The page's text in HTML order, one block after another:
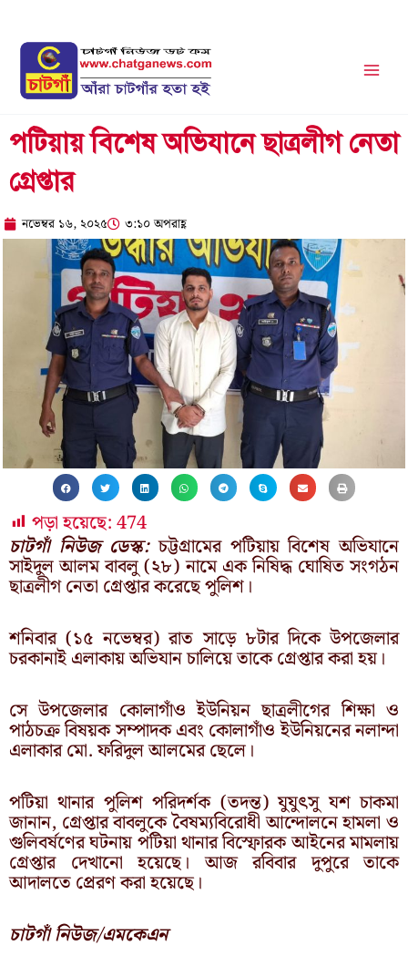
content
পটিয়ায় বিশেষ অভিযানে ছাত্রলীগ নেতা
গ্রেপ্তার
নভেম্বর ১৬, ২০২৫ ৩:১০ অপরাহ্ণ
পড়া হয়েছে:474
চাটগাঁ নিউজ ডেস্ক:চট্টগ্রামের পটিয়ায় বিশেষ অভিযানে
সাইদুল আলম বাবলু (২৮) নামে এক নিষিদ্ধ ঘোষিত সংগঠন
ছাত্রলীগ নেতা গ্রেপ্তার করেছে পুলিশ।
শনিবার (১৫ নভেম্বর) রাত সাড়ে ৮টার দিকে উপজেলার
চরকানাই এলাকায় অভিযান চালিয়ে তাকে গ্রেপ্তার করা হয়।
সে উপজেলার কোলাগাঁও ইউনিয়ন ছাত্রলীগের শিক্ষা ও
পাঠচক্র বিষয়ক সম্পাদক এবং কোলাগাঁও ইউনিয়নের নলান্দা
এলাকার মো. ফরিদুল আলমের ছেলে।
পটিয়া থানার পুলিশ পরিদর্শক (তদন্ত) যুযুৎসু যশ চাকমা
জানান, গ্রেপ্তার বাবলুকে বৈষম্যবিরোধী আন্দোলনে হামলা ও
গুলিবর্ষণের ঘটনায় পটিয়া থানার বিস্ফোরক আইনের মামলায়
গ্রেপ্তার দেখানো হয়েছে। আজ রবিবার দুপুরে তাকে
আদালতে প্রেরণ করা হয়েছে।
চাটগাঁ নিউজ/এমকেএন